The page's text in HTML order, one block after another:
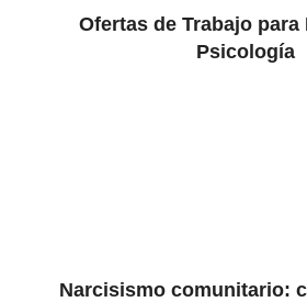
Ofertas de Trabajo para
Psicología
Narcisismo comunitario: